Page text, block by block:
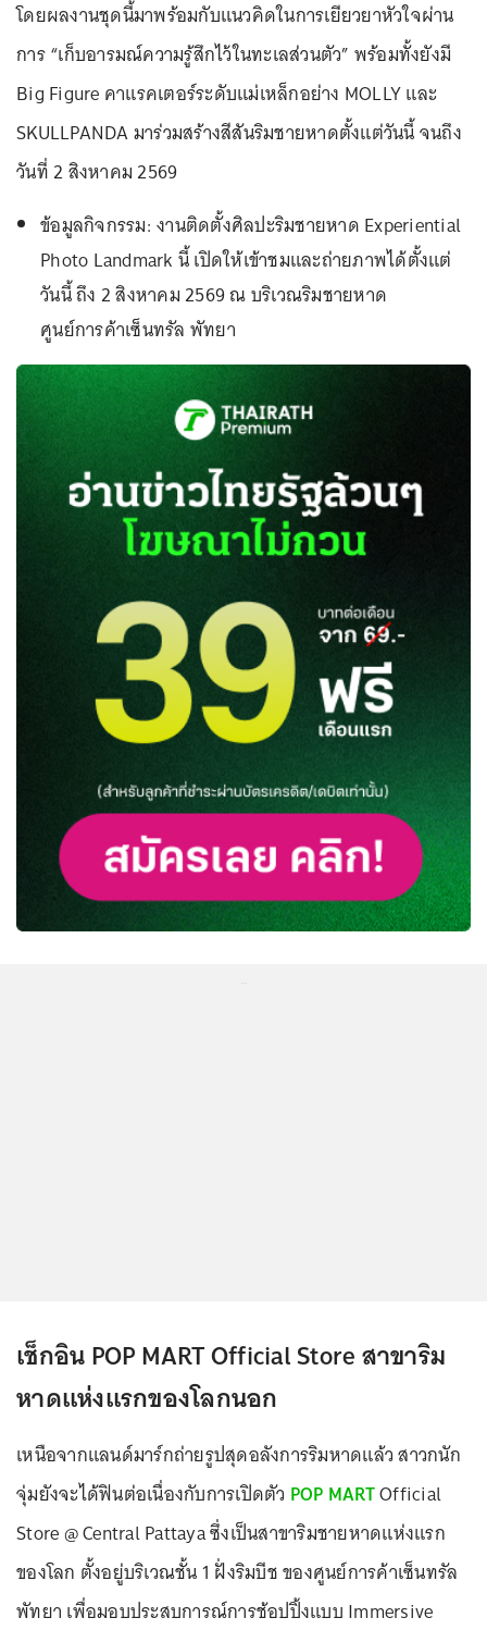
โดยผลงานชุดนี้มาพร้อมกับแนวคิดในการเยียวยาหัวใจผ่าน
การ“เก็บอารมณ์ความรู้สึกไว้ในทะเลส่วนตัว” พร้อมทั้งยังมี
Big Figure คาแรคเตอร์ระดับแม่เหล็กอย่าง MOLLY และ
SKULLPANDA มาร่วมสร้างสีสันริมชายหาดตั้งแต่วันนี้ จนถึง
วันที่ 2 สิงหาคม 2569
ข้อมูลกิจกรรม: งานติดตั้งศิลปะริมชายหาด Experiential
Photo Landmark นี้ เปิดให้เข้าชมและถ่ายภาพได้ตั้งแต่
วันนี้ ถึง 2 สิงหาคม 2569 ณ บริเวณริมชายหาด
ศูนย์การค้าเซ็นทรัล พัทยา
เช็กอิน POP MART Official Store สาขาริม
หาดแห่งแรกของโลกนอก
เหนือจากแลนด์มาร์กถ่ายรูปสุดอลังการริมหาดแล้ว สาวกนัก
จุ่มยังจะได้ฟินต่อเนื่องกับการเปิดตัว POP MARTOfficial
Store @ Central Pattaya ซึ่งเป็นสาขาริมชายหาดแห่งแรก
ของโลก ตั้งอยู่บริเวณชั้น 1 ฝั่งริมบีช ของศูนย์การค้าเซ็นทรัล
พัทยา เพื่อมอบประสบการณ์การช้อปปิ้งแบบ Immersive